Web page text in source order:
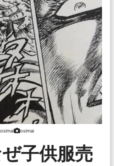
osimai osimai
子供服売